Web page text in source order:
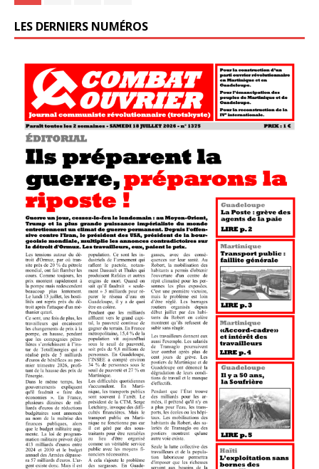
LES DERNIERS NUMÉROS